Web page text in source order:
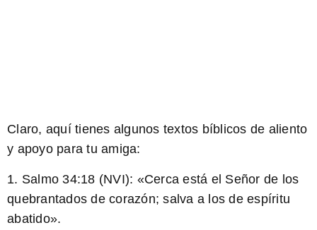
Claro, aquí tienes algunos textos bíblicos de aliento
y apoyo para tu amiga:
1. Salmo 34:18 (NVI): «Cerca está el Señor de los
quebrantados de corazón; salva a los de espíritu
abatido».